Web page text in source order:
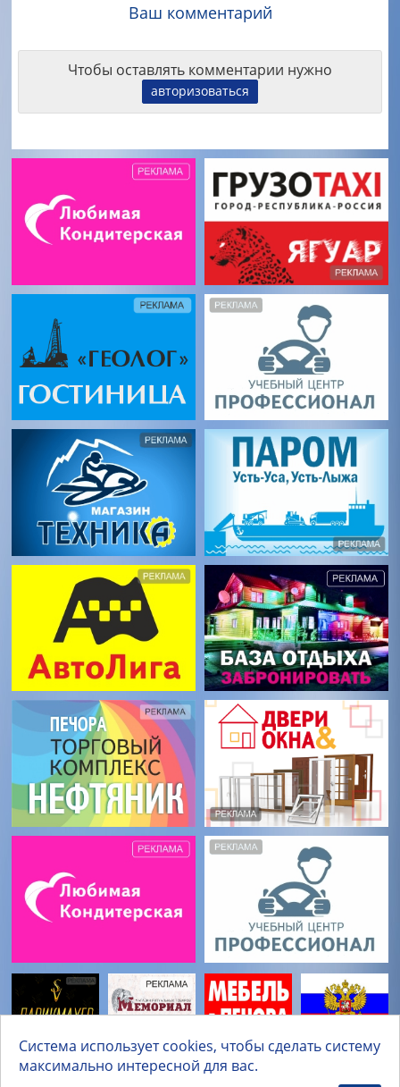
Ваш комментарий
Чтобы оставлять комментарии нужно
авторизоваться
Система использует cookies, чтобы сделать систему
максимально интересной для вас.